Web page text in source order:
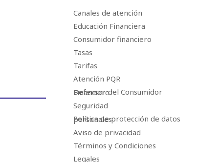
Canales de atención
Educación Financiera
Consumidor financiero
Tasas
Tarifas
Atención PQR
Defensor del Consumidor Financiero
Seguridad
Política de protección de datos personales
Aviso de privacidad
Términos y Condiciones
Legales